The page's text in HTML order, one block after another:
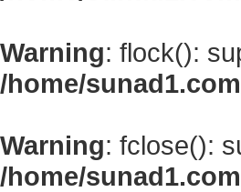
Warning: flock():
/home/
Warning: fclose():
/home/